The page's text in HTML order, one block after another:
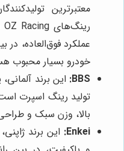
معتبرترین
عملکرد فوق‌العاده، در
خودرو بسیار محبوب
BBS: این برند
بالا، وزن سبک و
Enkei: این برند